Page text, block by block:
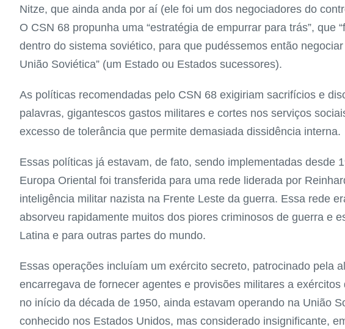
Nitze, que ainda anda por aí (ele foi um dos negociadores do
O CSN 68 propunha uma “estratégia de empurrar para trás”, que
dentro do sistema soviético, para que pudéssemos então
União Soviética” (um Estado ou Estados sucessores).
As políticas recomendadas pelo CSN 68 exigiriam sacrifícios e
palavras, gigantescos gastos militares e cortes nos serviços
excesso de tolerância que permite demasiada dissidência interna.
Essas políticas já estavam, de fato, sendo implementadas desde
Europa Oriental foi transferida para uma rede liderada por
inteligência militar nazista na Frente Leste da guerra. Essa rede
absorveu rapidamente muitos dos piores criminosos de guerra e
Latina e para outras partes do mundo.
Essas operações incluíam um exército secreto, patrocinado pela
encarregava de fornecer agentes e provisões militares a
no início da década de 1950, ainda estavam operando na União
conhecido nos Estados Unidos, mas considerado insignificante,